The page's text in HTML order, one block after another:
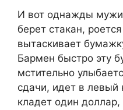
И вот однажды
берет стакан,
вытаскивает
Бармен быстро эту
мстительно
сдачи, идет в левый
кладет один